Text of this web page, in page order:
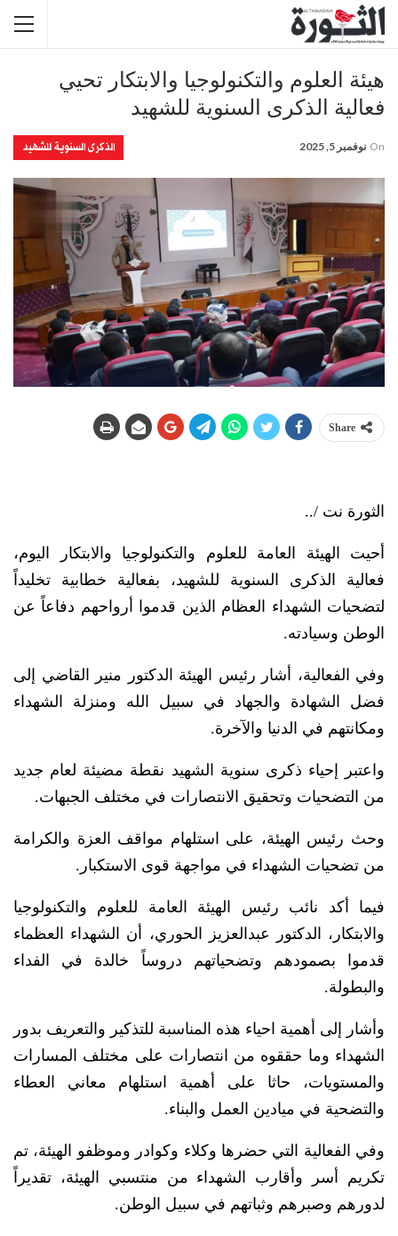
هيئة العلوم والتكنولوجيا والابتكار تحيي
فعالية الذكرى السنوية للشهيد
الذكرى السنوية للشهيد On نوفمبر 5, 2025
Share
الثورة نت /..
أحيت الهيئة العامة للعلوم والتكنولوجيا والابتكار اليوم،
فعالية الذكرى السنوية للشهيد، بفعالية خطابية تخليداً
لتضحيات الشهداء العظام الذين قدموا أرواحهم دفاعاً عن
الوطن وسيادته.
وفي الفعالية، أشار رئيس الهيئة الدكتور منير القاضي إلى
فضل الشهادة والجهاد في سبيل الله ومنزلة الشهداء
ومكانتهم في الدنيا والآخرة.
واعتبر إحياء ذكرى سنوية الشهيد نقطة مضيئة لعام جديد
من التضحيات وتحقيق الانتصارات في مختلف الجبهات.
وحث رئيس الهيئة، على استلهام مواقف العزة والكرامة
من تضحيات الشهداء في مواجهة قوى الاستكبار.
فيما أكد نائب رئيس الهيئة العامة للعلوم والتكنولوجيا
والابتكار، الدكتور عبدالعزيز الحوري، أن الشهداء العظماء
قدموا بصمودهم وتضحياتهم دروساً خالدة في الفداء
والبطولة.
وأشار إلى أهمية احياء هذه المناسبة للتذكير والتعريف بدور
الشهداء وما حققوه من انتصارات على مختلف المسارات
والمستويات، حاثا على أهمية استلهام معاني العطاء
والتضحية في ميادين العمل والبناء.
وفي الفعالية التي حضرها وكلاء وكوادر وموظفو الهيئة، تم
تكريم أسر وأقارب الشهداء من منتسبي الهيئة، تقديراً
لدورهم وصبرهم وثباتهم في سبيل الوطن.